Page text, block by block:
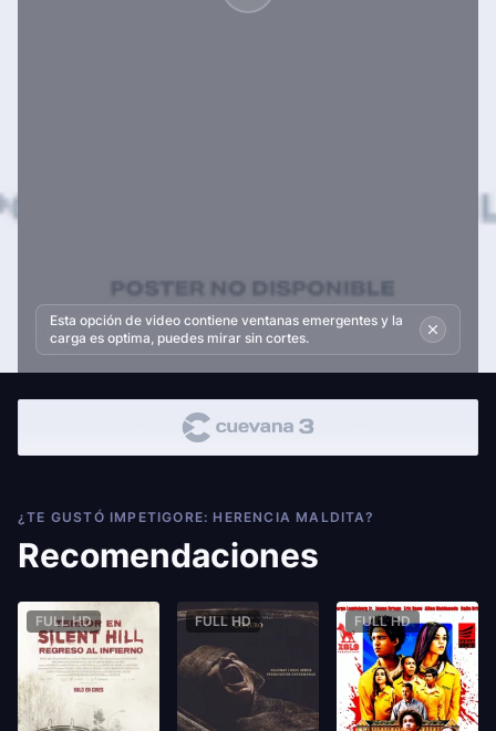
Esta opción de video contiene ventanas emergentes y la
carga es optima, puedes mirar sin cortes.
¿TE GUSTÓ IMPETIGORE: HERENCIA MALDITA?
Recomendaciones
FULL HD FULL HD FULL HD